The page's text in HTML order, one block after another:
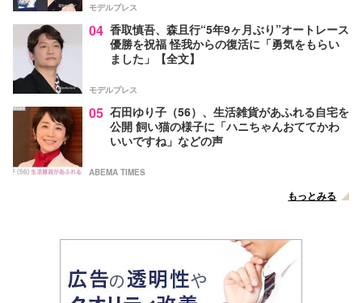
モデルプレス
04 香取慎吾、森且行“5年9ヶ月ぶり”オートレース
優勝を祝福 怪我からの復活に「勇気をもらい
ました」【全文】
モデルプレス
05 石田ゆり子（56）、生活雑貨があふれる自宅を
公開 飼い猫の様子に「ハニちゃんおててかわ
いいですね」などの声
ABEMA TIMES
もっとみる